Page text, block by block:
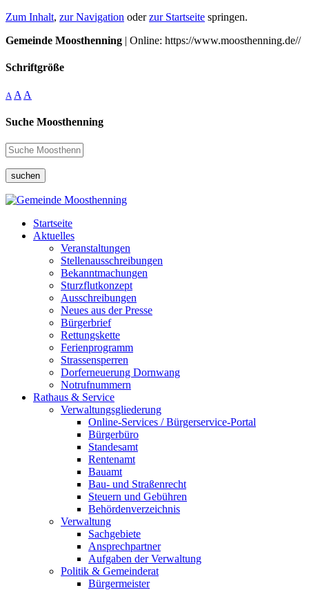
Zum Inhalt, zur Navigation oderzur Startseite springen.
Gemeinde Moosthenning | Online: https://www.moosthenning.de//
Schriftgröße
A A A
Suche Moosthenning
suchen
Startseite
Aktuelles
Veranstaltungen
Stellenausschreibungen
Bekanntmachungen
Sturzflutkonzept
Ausschreibungen
Neues aus der Presse
Bürgerbrief
Rettungskette
Ferienprogramm
Strassensperren
Dorferneuerung Dornwang
Notrufnummern
Rathaus & Service
Verwaltungsgliederung
Online-Services / Bürgerservice-Portal
Bürgerbüro
Standesamt
Rentenamt
Bauamt
Bau- und Straßenrecht
Steuern und Gebühren
Behördenverzeichnis
Verwaltung
Sachgebiete
Ansprechpartner
Aufgaben der Verwaltung
Politik & Gemeinderat
Bürgermeister